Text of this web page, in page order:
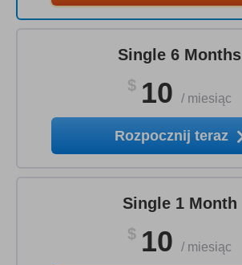
Single 6 Months
$ 10 / miesiąc
Rozpocznij teraz
Single 1 Month
$ 10 / miesiąc